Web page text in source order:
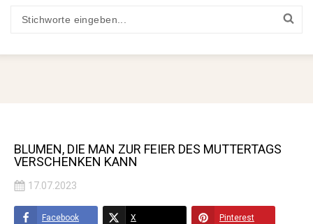
BLUMEN, DIE MAN ZUR FEIER DES MUTTERTAGS
VERSCHENKEN KANN
17.07.2023
Facebook X Pinterest